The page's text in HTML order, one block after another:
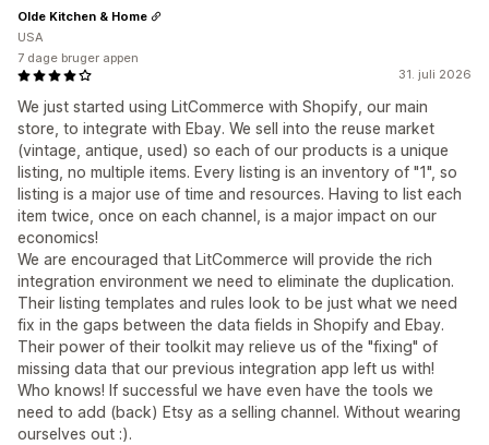
31. juli 2026
We just started using LitCommerce with Shopify, our main
store, to integrate with Ebay. We sell into the reuse market
(vintage, antique, used) so each of our products is a unique
listing, no multiple items. Every listing is an inventory of "1", so
listing is a major use of time and resources. Having to list each
item twice, once on each channel, is a major impact on our
economics!
We are encouraged that LitCommerce will provide the rich
integration environment we need to eliminate the duplication.
Their listing templates and rules look to be just what we need
fix in the gaps between the data fields in Shopify and Ebay.
Their power of their toolkit may relieve us of the "fixing" of
missing data that our previous integration app left us with!
Who knows! If successful we have even have the tools we
need to add (back) Etsy as a selling channel. Without wearing
ourselves out :).
Olde Kitchen & Home
USA
7 dage bruger appen